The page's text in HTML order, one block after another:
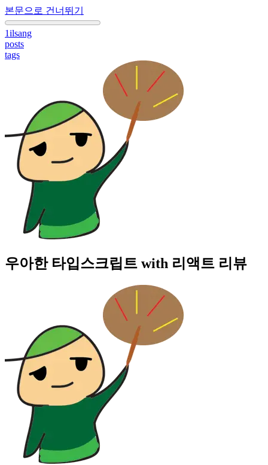
본문으로 건너뛰기
1ilsang
posts
tags
우아한 타입스크립트 with 리액트 리뷰